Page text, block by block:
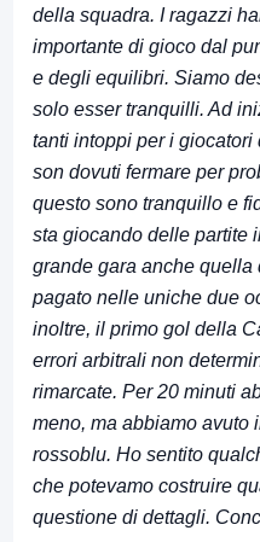
della squadra. I ragazzi
importante di gioco dal
e degli equilibri. Siamo
solo esser tranquilli. Ad
tanti intoppi per i
son dovuti fermare per
questo sono tranquillo e
sta giocando delle partite
grande gara anche
pagato nelle uniche due
inoltre, il primo gol della
errori arbitrali non
rimarcate. Per 20 minuti
meno, ma abbiamo avuto
rossoblu. Ho sentito
che potevamo costruire
questione di dettagli.